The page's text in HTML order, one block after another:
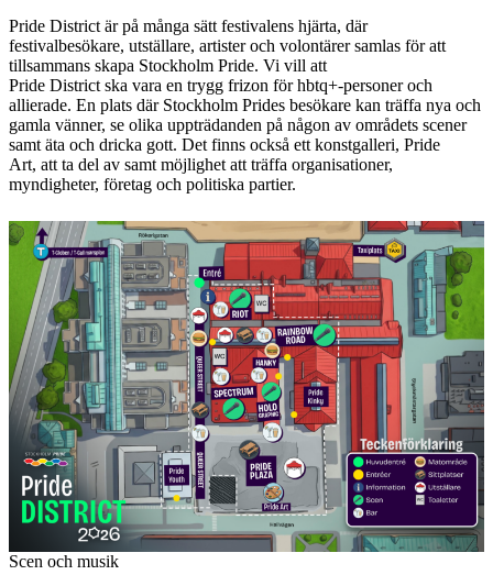
Pride District är på många sätt festivalens hjärta, där
festivalbesökare, utställare, artister och volontärer samlas för att
tillsammans skapa Stockholm Pride. Vi vill att
Pride District ska vara en trygg frizon för hbtq+-personer och
allierade. En plats där Stockholm Prides besökare kan träffa nya och
gamla vänner, se olika uppträdanden på någon av områdets scener
samt äta och dricka gott. Det finns också ett konstgalleri, Pride
Art, att ta del av samt möjlighet att träffa organisationer,
myndigheter, företag och politiska partier.
Scen och musik